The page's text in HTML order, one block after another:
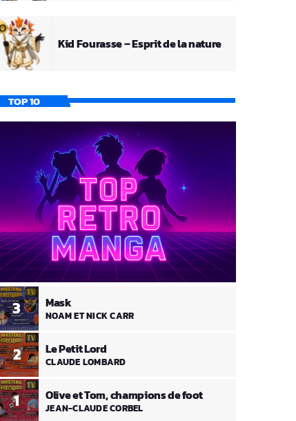
Kid Fourasse – Esprit de la nature
TOP 10
1 Olive et Tom, champions de foot
JEAN-CLAUDE CORBEL
2 Le Petit Lord
CLAUDE LOMBARD
3 Mask
NOAM ET NICK CARR